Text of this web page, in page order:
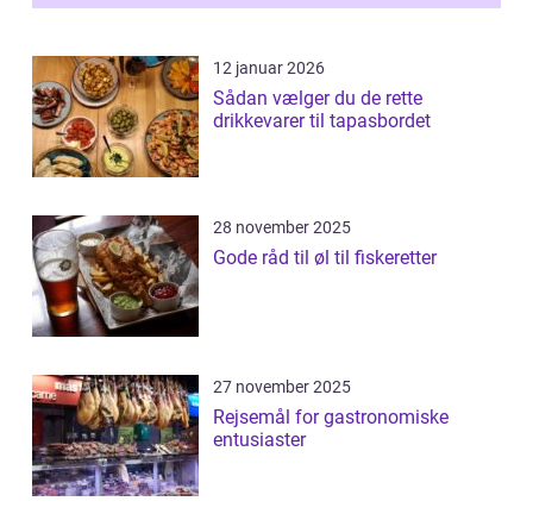
12 januar 2026
Sådan vælger du de rette
drikkevarer til tapasbordet
28 november 2025
Gode råd til øl til fiskeretter
27 november 2025
Rejsemål for gastronomiske
entusiaster